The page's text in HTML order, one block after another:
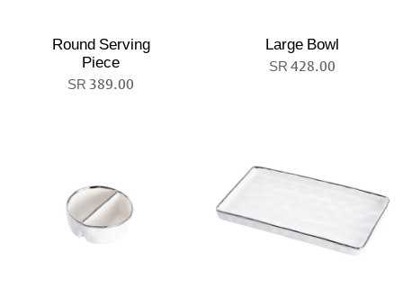
Large Bowl
428.00 SR
Round Serving
Piece
389.00 SR